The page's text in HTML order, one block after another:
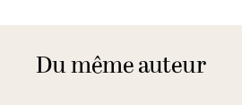
Du même auteur